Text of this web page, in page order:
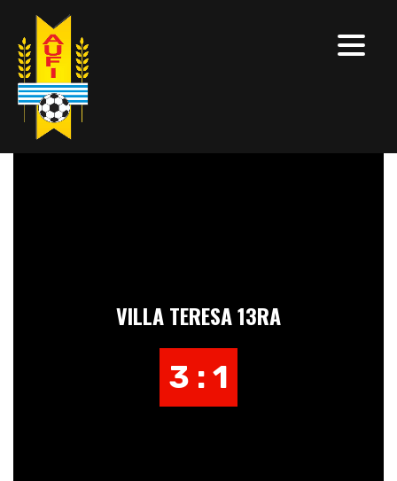
VILLA TERESA 13RA
3 : 1